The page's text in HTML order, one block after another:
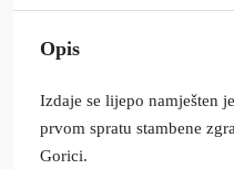
Opis
Izdaje se lijepo namješten
prvom spratu stambene
Gorici.